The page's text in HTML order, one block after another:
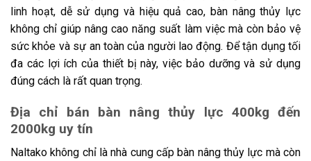
linh hoạt, dễ sử dụng và hiệu quả cao, bàn nâng thủy lực
không chỉ giúp nâng cao năng suất làm việc mà còn bảo vệ
sức khỏe và sự an toàn của người lao động. Để tận dụng tối
đa các lợi ích của thiết bị này, việc bảo dưỡng và sử dụng
đúng cách là rất quan trọng.
Địa chỉ bán bàn nâng thủy lực 400kg đến
2000kg uy tín
Naltako không chỉ là nhà cung cấp bàn nâng thủy lực mà còn